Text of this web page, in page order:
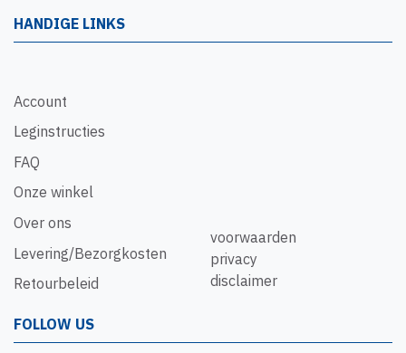
HANDIGE LINKS
Account
Leginstructies
FAQ
Onze winkel
Over ons
Levering/Bezorgkosten
Retourbeleid
voorwaarden
privacy
disclaimer
FOLLOW US